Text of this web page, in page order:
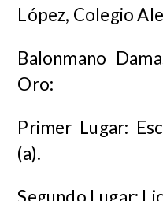
López, Colegio
Balonmano
Oro:
Primer Lugar:
(a).
Segundo Lugar: